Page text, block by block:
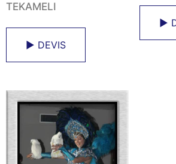
TEKAMELI
► DEVIS
►